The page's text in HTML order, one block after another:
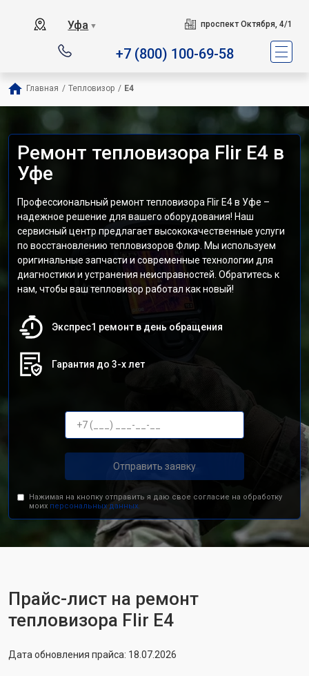
Уфа ▼ проспект Октября, 4/1
+7 (800) 100-69-58
Главная / Тепловизор / E4
Ремонт тепловизора Flir E4 в
Уфе
Профессиональный ремонт тепловизора Flir E4 в Уфе –
надежное решение для вашего оборудования! Наш
сервисный центр предлагает высококачественные услуги
по восстановлению тепловизоров Флир. Мы используем
оригинальные запчасти и современные технологии для
диагностики и устранения неисправностей. Обратитесь к
нам, чтобы ваш тепловизор работал как новый!
Экспрес1 ремонт в день обращения
Гарантия до 3-х лет
Отправить заявку
Нажимая на кнопку отправить я даю свое согласие на обработку
моих персональных данных.
Прайс-лист на ремонт
тепловизора Flir E4
Дата обновления прайса: 18.07.2026